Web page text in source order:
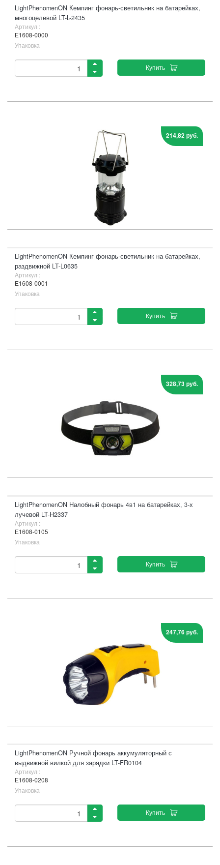
LightPhenomenON Кемпинг фонарь-светильник на батарейках,
многоцелевой LT-L-2435
Артикул :
Е1608-0000
Упаковка
Купить
214,82 руб.
LightPhenomenON Кемпинг фонарь-светильник на батарейках,
раздвижной LT-L0635
Артикул :
Е1608-0001
Упаковка
Купить
328,73 руб.
LightPhenomenON Налобный фонарь 4в1 на батарейках, 3-х
лучевой LT-H2337
Артикул :
Е1608-0105
Упаковка
Купить
247,76 руб.
LightPhenomenON Ручной фонарь аккумуляторный с
выдвижной вилкой для зарядки LT-FR0104
Артикул :
Е1608-0208
Упаковка
Купить